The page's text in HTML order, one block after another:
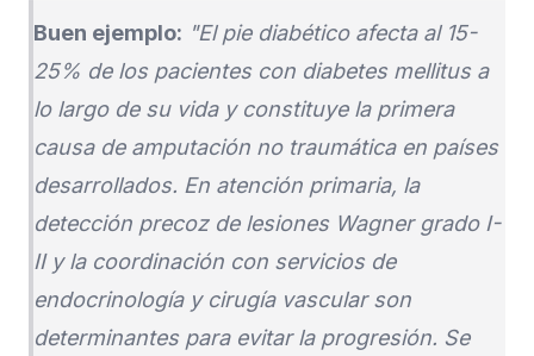
Buen ejemplo: "El pie diabético afecta al 15-
25% de los pacientes con diabetes mellitus a
lo largo de su vida y constituye la primera
causa de amputación no traumática en países
desarrollados. En atención primaria, la
detección precoz de lesiones Wagner grado I-
II y la coordinación con servicios de
endocrinología y cirugía vascular son
determinantes para evitar la progresión. Se